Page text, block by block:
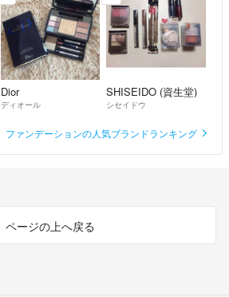
Dior
ディオール
SHISEIDO (資生堂)
シセイドウ
ファンデーションの人気ブランドランキング
ページの上へ戻る